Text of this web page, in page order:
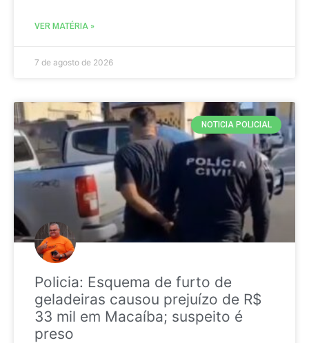
VER MATÉRIA »
7 de agosto de 2026
NOTICIA POLICIAL
Policia: Esquema de furto de
geladeiras causou prejuízo de R$
33 mil em Macaíba; suspeito é
preso